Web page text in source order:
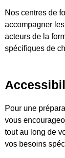
Nos centres de
accompagner
acteurs de la
spécifiques de
Pour une
vous
tout au long de
vos besoins